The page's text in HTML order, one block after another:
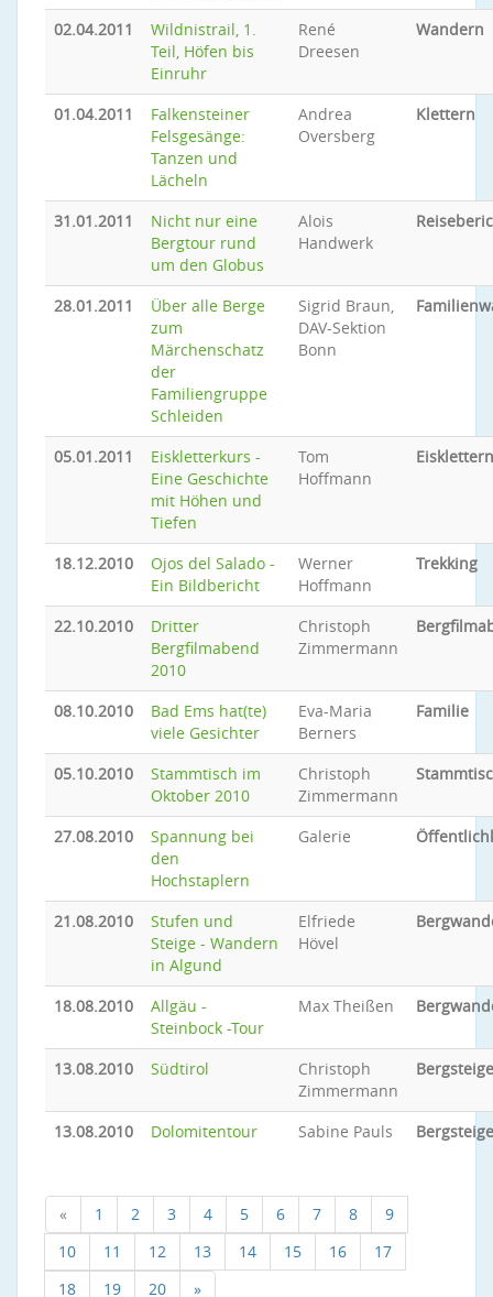
02.04.2011
Wildnistrail, 1.
Teil, Höfen bis
Einruhr
René
Dreesen
Wandern
01.04.2011
Falkensteiner
Felsgesänge:
Tanzen und
Lächeln
Andrea
Oversberg
Klettern
31.01.2011
Nicht nur eine
Bergtour rund
um den Globus
Alois
Handwerk
28.01.2011
Über alle Berge
zum
Märchenschatz
der
Familiengruppe
Schleiden
Sigrid Braun,
DAV-Sektion
Bonn
05.01.2011
Eiskletterkurs -
Eine Geschichte
mit Höhen und
Tiefen
Tom
Hoffmann
Eisklettern
18.12.2010
Ojos del Salado -
Ein Bildbericht
Werner
Hoffmann
Trekking
22.10.2010
Dritter
Bergfilmabend
2010
Christoph
Zimmermann
08.10.2010
Bad Ems hat(te)
viele Gesichter
Eva-Maria
Berners
Familie
05.10.2010
Stammtisch im
Oktober 2010
Christoph
Zimmermann
27.08.2010
Spannung bei
den
Hochstaplern
Galerie
21.08.2010
Stufen und
Steige - Wandern
in Algund
Elfriede
Hövel
18.08.2010
Allgäu -
Steinbock -Tour
Max Theißen
13.08.2010 Südtirol
Christoph
Zimmermann
13.08.2010 Dolomitentour Sabine Pauls
« 1 2 3 4 5 6 7 8
9
10
11 12 13 14 15 16
17
18
19 20 »